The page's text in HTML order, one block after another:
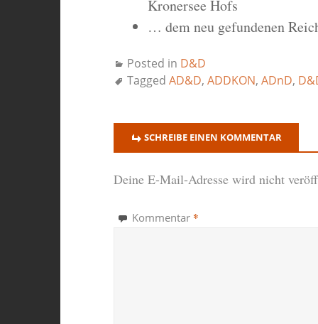
Kronersee Hofs
… dem neu gefundenen
Posted in D&D
Tagged AD&D, ADDKON, ADnD,
SCHREIBE EINEN KOMMENTAR
Deine E-Mail-Adresse wird nicht
Kommentar *